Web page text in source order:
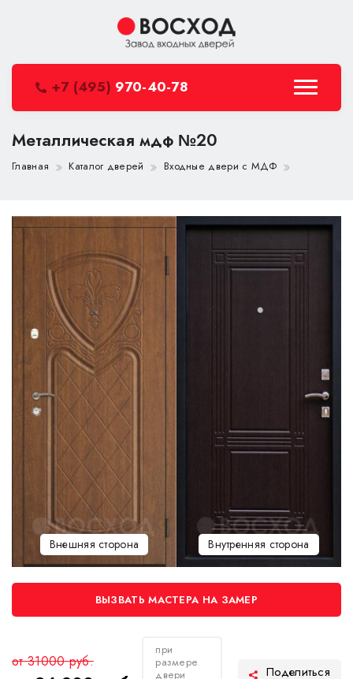
+7 (495) 970-40-78
Металлическая мдф №20
Главная Каталог дверей Входные двери с МДФ
Внешняя сторона Внутренняя сторона
ВЫЗВАТЬ МАСТЕРА НА ЗАМЕР
от 31000 руб.
при
размере
двери